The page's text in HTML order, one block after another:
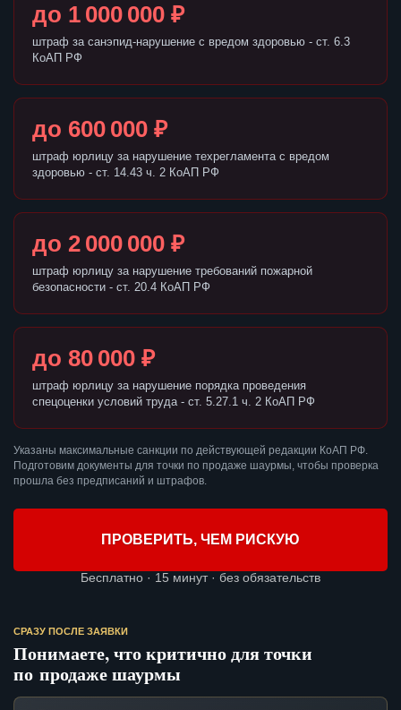
до 1 000 000 ₽
штраф за санэпид-нарушение с вредом здоровью - ст. 6.3
КоАП РФ
до 600 000 ₽
штраф юрлицу за нарушение техрегламента с вредом
здоровью - ст. 14.43 ч. 2 КоАП РФ
до 2 000 000 ₽
штраф юрлицу за нарушение требований пожарной
безопасности - ст. 20.4 КоАП РФ
до 80 000 ₽
штраф юрлицу за нарушение порядка проведения
спецоценки условий труда - ст. 5.27.1 ч. 2 КоАП РФ
Указаны максимальные санкции по действующей редакции КоАП РФ.
Подготовим документы для точки по продаже шаурмы, чтобы проверка
прошла без предписаний и штрафов.
ПРОВЕРИТЬ, ЧЕМ РИСКУЮ
Бесплатно · 15 минут · без обязательств
СРАЗУ ПОСЛЕ ЗАЯВКИ
Понимаете, что критично для точки
по продаже шаурмы